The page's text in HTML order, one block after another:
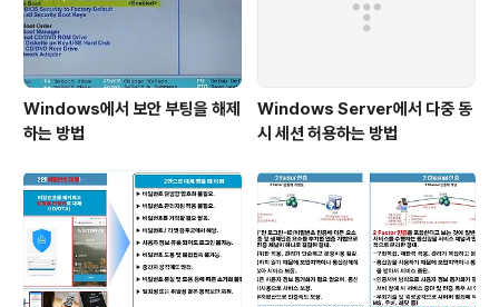
Windows에서 보안 부팅을 해제
하는 방법
Windows Server에서 다중 동
시 세션 허용하는 방법